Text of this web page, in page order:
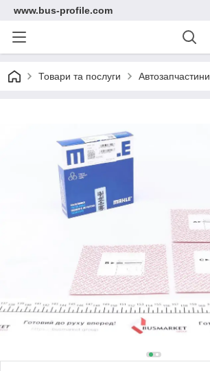
www.bus-profile.com
Товари та послуги Автозапчастини